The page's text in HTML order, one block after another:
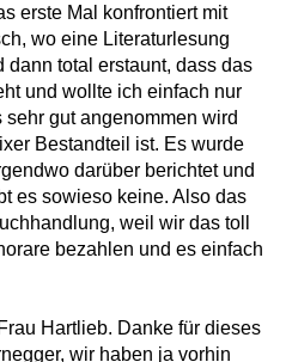
erste Mal konfrontiert mit
wo eine Literaturlesung
dann total erstaunt, dass das
und wollte ich einfach nur
gut angenommen wird
Bestandteil ist. Es wurde
darüber berichtet und
es sowieso keine. Also das
weil wir das toll
bezahlen und es einfach
Hartlieb. Danke für dieses
wir haben ja vorhin